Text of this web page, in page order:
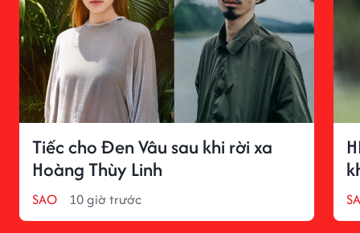
Tiếc cho Đen Vâu sau khi rời xa
Hoàng Thùy Linh
SAO 10 giờ trước